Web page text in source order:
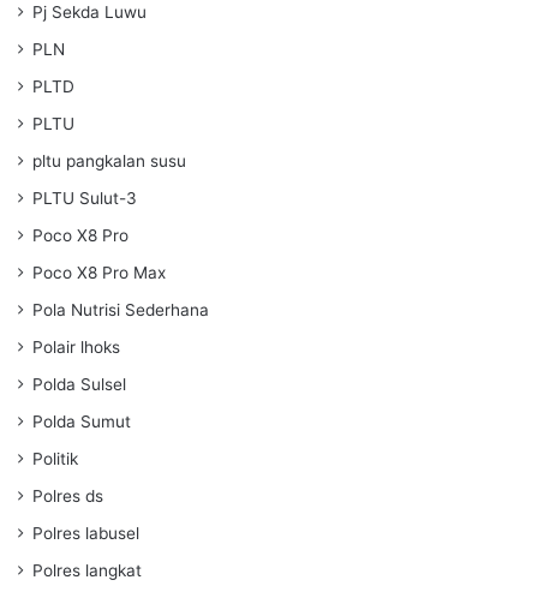
Pj Sekda Luwu
PLN
PLTD
PLTU
pltu pangkalan susu
PLTU Sulut-3
Poco X8 Pro
Poco X8 Pro Max
Pola Nutrisi Sederhana
Polair lhoks
Polda Sulsel
Polda Sumut
Politik
Polres ds
Polres labusel
Polres langkat